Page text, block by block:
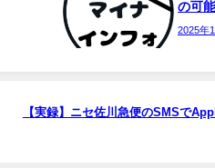
の可
2025年
【実録】ニセ佐川急便のSMSで